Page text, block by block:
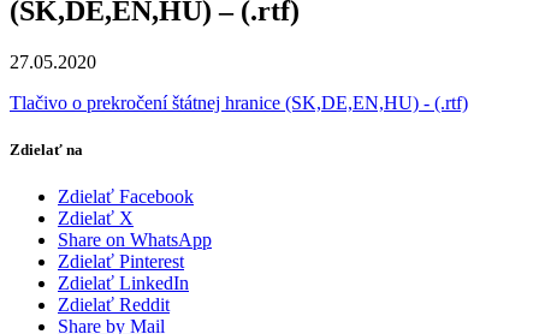
(SK,DE,EN,HU) – (.rtf)
27.05.2020
Tlačivo o prekročení štátnej hranice (SK,DE,EN,HU) - (.rtf)
Zdielať na
Zdielať Facebook
Zdielať X
Share on WhatsApp
Zdielať Pinterest
Zdielať LinkedIn
Zdielať Reddit
Share by Mail